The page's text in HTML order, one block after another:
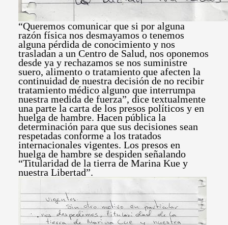
“Queremos comunicar que si por alguna
razón física nos desmayamos o tenemos
alguna pérdida de conocimiento y nos
trasladan a un Centro de Salud, nos oponemos
desde ya y rechazamos se nos suministre
suero, alimento o tratamiento que afecten la
continuidad de nuestra decisión de no recibir
tratamiento médico alguno que interrumpa
nuestra medida de fuerza”, dice textualmente
una parte la carta de los presos políticos y en
huelga de hambre. Hacen pública la
determinación para que sus decisiones sean
respetadas conforme a los tratados
internacionales vigentes. Los presos en
huelga de hambre se despiden señalando
“Titularidad de la tierra de Marina Kue y
nuestra Libertad”.